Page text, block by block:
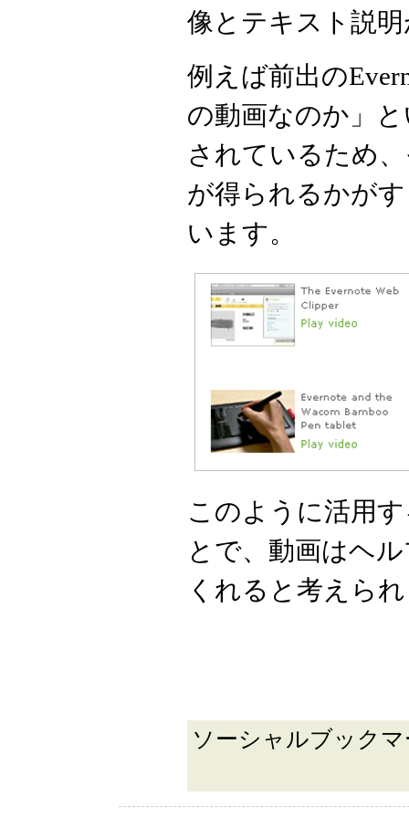
像とテキスト説
例えば前出の
の動画なのか」
されているため
が得られるかが
います。
このように活用
とで、動画はヘ
くれると考えら
ソーシャルブック